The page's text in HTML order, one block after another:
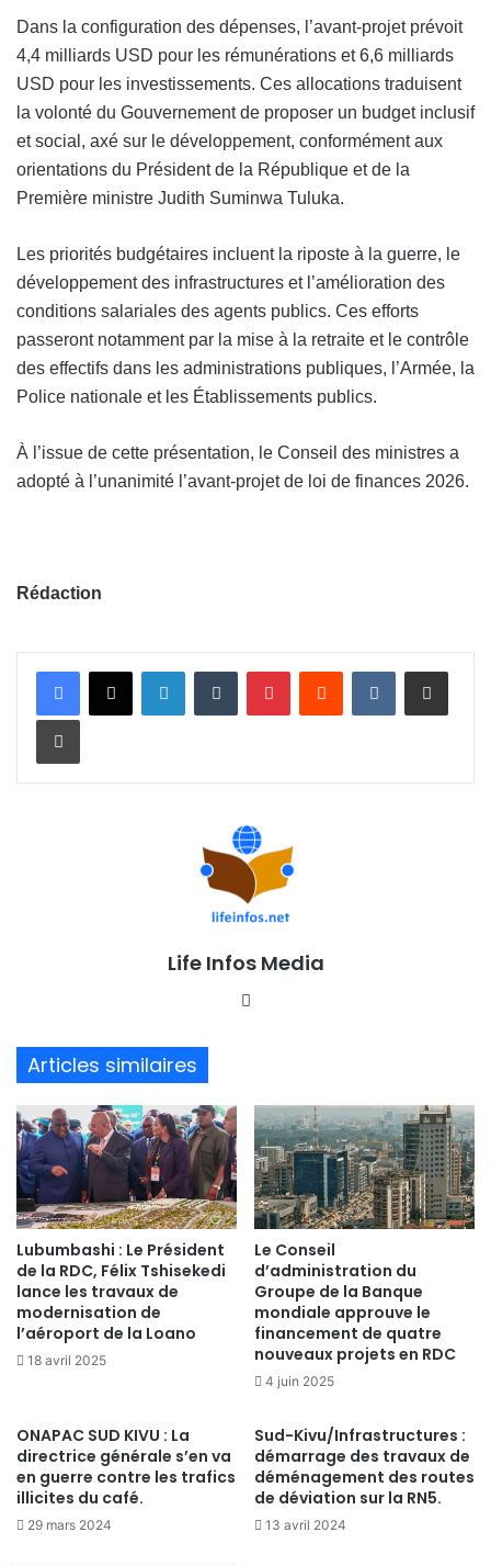
Dans la configuration des dépenses, l’avant-projet prévoit
4,4 milliards USD pour les rémunérations et 6,6 milliards
USD pour les investissements. Ces allocations traduisent
la volonté du Gouvernement de proposer un budget inclusif
et social, axé sur le développement, conformément aux
orientations du Président de la République et de la
Première ministre Judith Suminwa Tuluka.
Les priorités budgétaires incluent la riposte à la guerre, le
développement des infrastructures et l’amélioration des
conditions salariales des agents publics. Ces efforts
passeront notamment par la mise à la retraite et le contrôle
des effectifs dans les administrations publiques, l’Armée, la
Police nationale et les Établissements publics.
À l’issue de cette présentation, le Conseil des ministres a
adopté à l’unanimité l’avant-projet de loi de finances 2026.
Rédaction
Life Infos Media
Articles similaires
Lubumbashi : Le Président
de la RDC, Félix Tshisekedi
lance les travaux de
modernisation de
l’aéroport de la Loano
18 avril 2025
Le Conseil
d’administration du
Groupe de la Banque
mondiale approuve le
financement de quatre
nouveaux projets en RDC
4 juin 2025
ONAPAC SUD KIVU : La
directrice générale s’en va
en guerre contre les trafics
illicites du café.
29 mars 2024
Sud-Kivu/Infrastructures :
démarrage des travaux de
déménagement des routes
de déviation sur la RN5.
13 avril 2024